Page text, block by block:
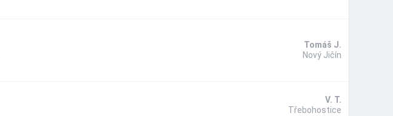
Tomáš J.
Nový Jičín
V. T.
Třebohostice